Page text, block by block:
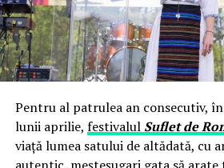
benzii de rulare. Dacă
este indicat să înlocuiești
Factori care indică
schimbării anvelopelor
Pe lângă verificarea uzurii benzii de
factori care pot indica faptul că
Centrala fotovoltaică mobilălivrată de
simultan ambele probleme: este
transportabil, nu necesită autorizație de
împreună cu echipa client la fiecare nou
Configurația livrată către
Modelul livrat reprezintă varianta
Pentru al patrulea an consecutiv,
lunii aprilie, festivalul Suflet de
viață lumea satului de altădată, cu